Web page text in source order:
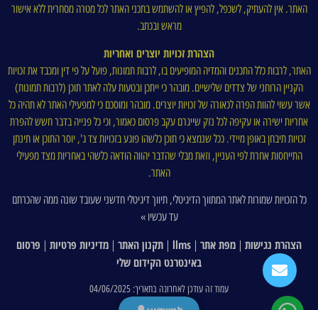
האתר. אין להעתיק, לשכפל, להפיץ או להשתמש בתכני האתר לכל מטרה מסחרית ללא אישור
מראש ובכתב.
הצהרת זכויות יוצרים ואחריות
האתר, לרבות כלל התכנים והמדיה המופיעים בו, לרבות תמונות, פועל על פי דין ומכבד את זכויות
הקניין הרוחני של צדדים שלישיים. מובהר כי ייתכן ובטעות עלה לאתר תוכן (לרבות תמונות)
אשר עשוי להוות הפרה לכאורה של זכויות יוצרים. מובהר ומוסכם כי למפעילי האתר לא תהיה כל
אחריות ישירה או עקיפה לכל נזק שייגרם עקב פרסום כאמור, וכי כל פנייה בדבר חשש להפרת
זכויות תיבחן באופן מיידי. ככל שנמצא כי תוכן כלשהו פוגע בזכויות צד ג', יוסר התוכן או תינתן
התייחסות אחרת לפי העניין, וזאת מבלי שהדבר יהווה הודאה כלשהי באחריות מצד מפעילי
האתר.
כל הזכויות שמורות לאתר המתווך הדיגיטלי, תיווך דיגיטלי חדשני שעובד שונה ממה שהכרתם
עד עכשיו »
הצהרת נגישות | מפת אתר |
llms
| תקנון האתר | מדיניות פרטיות | פרסום
באינטרנט הקידום שלי
עמוד זה עודכן לאחרונה בתאריך: 04/06/2025